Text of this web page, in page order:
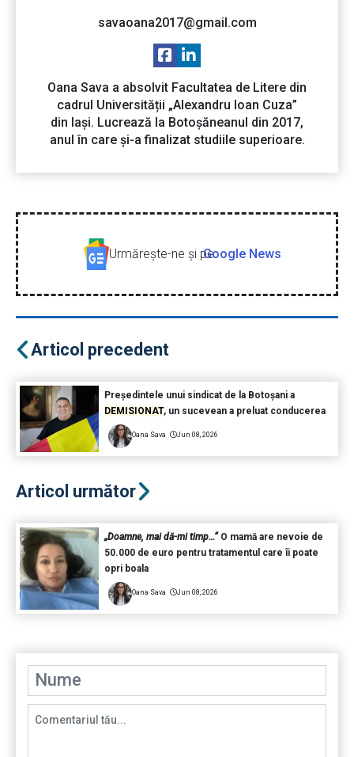
savaoana2017@gmail.com
Oana Sava a absolvit Facultatea de Litere din
cadrul Universității „Alexandru Ioan Cuza”
din Iași. Lucrează la Botoșăneanul din 2017,
anul în care și-a finalizat studiile superioare.
Urmăreşte-ne şi peGoogle News
Articol precedent
Președintele unui sindicat de la Botoșani a
DEMISIONAT, un sucevean a preluat conducerea
Oana Sava Jun 08, 2026
Articol următor
„Doamne, mai dă-mi timp…”O mamă are nevoie de
50.000 de euro pentru tratamentul care îi poate
opri boala
Oana Sava Jun 08, 2026